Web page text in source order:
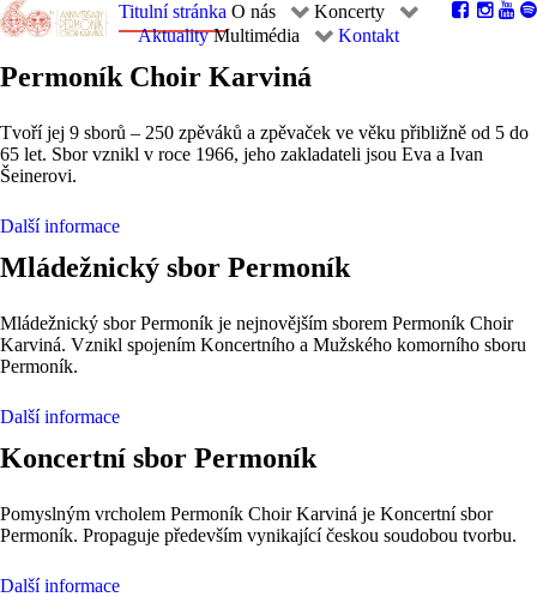
Titulní stránka O nás
Koncerty
Aktuality Multimédia Kontakt
Permoník Choir Karviná
Tvoří jej 9 sborů – 250 zpěváků a zpěvaček ve věku přibližně od 5 do
65 let. Sbor vznikl v roce 1966, jeho zakladateli jsou Eva a Ivan
Šeinerovi.
Další informace
Mládežnický sbor Permoník
Mládežnický sbor Permoník je nejnovějším sborem Permoník Choir
Karviná. Vznikl spojením Koncertního a Mužského komorního sboru
Permoník.
Další informace
Koncertní sbor Permoník
Pomyslným vrcholem Permoník Choir Karviná je Koncertní sbor
Permoník. Propaguje především vynikající českou soudobou tvorbu.
Další informace